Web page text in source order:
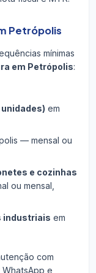
Petrópolis
mínimas
em Petrópolis:
em
— mensal ou
e cozinhas
ou mensal,
industriais em
com
e